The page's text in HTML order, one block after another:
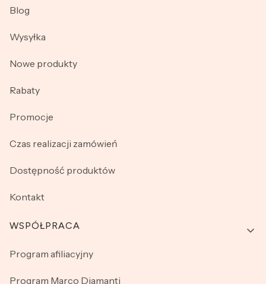
Blog
Wysyłka
Nowe produkty
Rabaty
Promocje
Czas realizacji zamówień
Dostępność produktów
Kontakt
WSPÓŁPRACA
Program afiliacyjny
Program Marco Diamanti